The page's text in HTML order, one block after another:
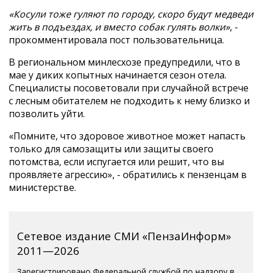
«Косули тоже гуляют по городу, скоро будут медведи
жить в подъездах, и вместо собак гулять волки», -
прокомментировала пост пользовательница.
В региональном минлесхозе предупредили, что в
мае у диких копытных начинается сезон отела.
Специалисты посоветовали при случайной встрече
с лесным обитателем не подходить к нему близко и
позволить уйти.
«Помните, что здоровое животное может напасть
только для самозащиты или защиты своего
потомства, если испугается или решит, что вы
проявляете агрессию», - обратились к пензенцам в
министерстве.
Сетевое издание СМИ «ПензаИнформ»
2011—2026